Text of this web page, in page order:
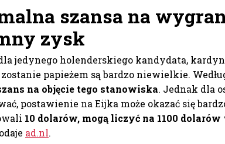
szansa na
zysk
jedynego holenderskiego kandydata,
zostanie papieżem są bardzo niewielkie.
na objęcie tego stanowiska. Jednak dla
postawienie na Eijka może okazać się
10 dolarów, mogą liczyć na 1100 dolarów
ad.nl.